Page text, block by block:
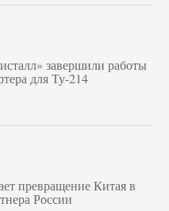
завершили работы
для Ту-214
превращение Китая в
России